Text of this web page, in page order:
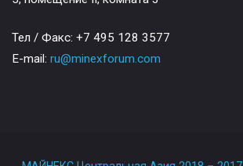
Тел / Факс: +7 495 128 3577
E-mail: ru@minexforum.com